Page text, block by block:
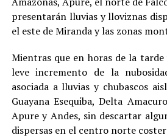
presentarán lluvias y lloviznas
el este de Miranda y las zonas
Mientras que en horas de la tarde
leve incremento de la
asociada a lluvias y chubascos
Guayana Esequiba, Delta
Apure y Andes, sin descartar
dispersas en el centro norte